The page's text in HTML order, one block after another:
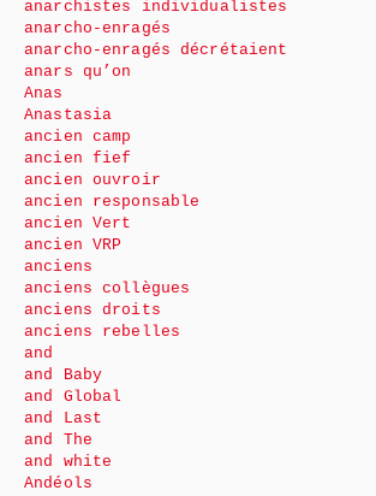
anarchistes individualistes
anarcho-enragés
anarcho-enragés décrétaient
anars qu’on
Anas
Anastasia
ancien camp
ancien fief
ancien ouvroir
ancien responsable
ancien Vert
ancien VRP
anciens
anciens collègues
anciens droits
anciens rebelles
and
and Baby
and Global
and Last
and The
and white
Andéols